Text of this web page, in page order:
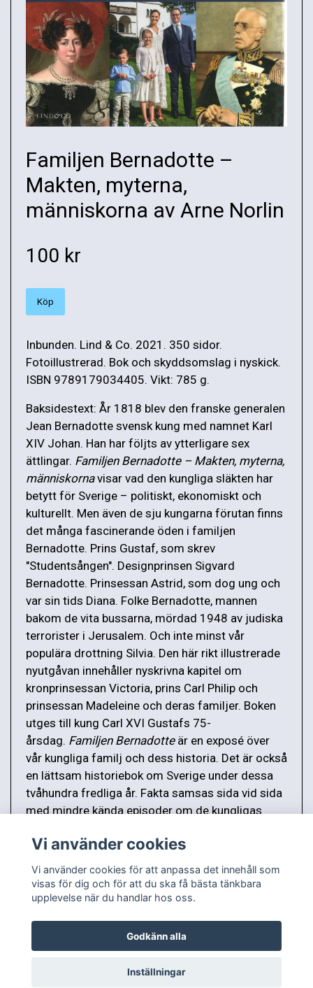
Familjen Bernadotte –
Makten, myterna,
människorna av Arne Norlin
100 kr
Köp
Inbunden. Lind & Co. 2021. 350 sidor.
Fotoillustrerad. Bok och skyddsomslag i nyskick.
ISBN 9789179034405. Vikt: 785 g.
Baksidestext: År 1818 blev den franske generalen
Jean Bernadotte svensk kung med namnet Karl
XIV Johan. Han har följts av ytterligare sex
ättlingar. Familjen Bernadotte – Makten, myterna,
människornavisar vad den kungliga släkten har
betytt för Sverige – politiskt, ekonomiskt och
kulturellt. Men även de sju kungarna förutan finns
det många fascinerande öden i familjen
Bernadotte. Prins Gustaf, som skrev
"Studentsången". Designprinsen Sigvard
Bernadotte. Prinsessan Astrid, som dog ung och
var sin tids Diana. Folke Bernadotte, mannen
bakom de vita bussarna, mördad 1948 av judiska
terrorister i Jerusalem. Och inte minst vår
populära drottning Silvia. Den här rikt illustrerade
nyutgåvan innehåller nyskrivna kapitel om
kronprinsessan Victoria, prins Carl Philip och
prinsessan Madeleine och deras familjer. Boken
utges till kung Carl XVI Gustafs 75-
årsdag. Familjen Bernadotteär en exposé över
vår kungliga familj och dess historia. Det är också
en lättsam historiebok om Sverige under dessa
tvåhundra fredliga år. Fakta samsas sida vid sida
med mindre kända episoder om de kungligas
© Copyright 2026 Antikvariat Bokluntan
Vi använder cookies
Vi använder cookies för att anpassa det innehåll som
visas för dig och för att du ska få bästa tänkbara
upplevelse när du handlar hos oss.
Godkänn alla
Inställningar